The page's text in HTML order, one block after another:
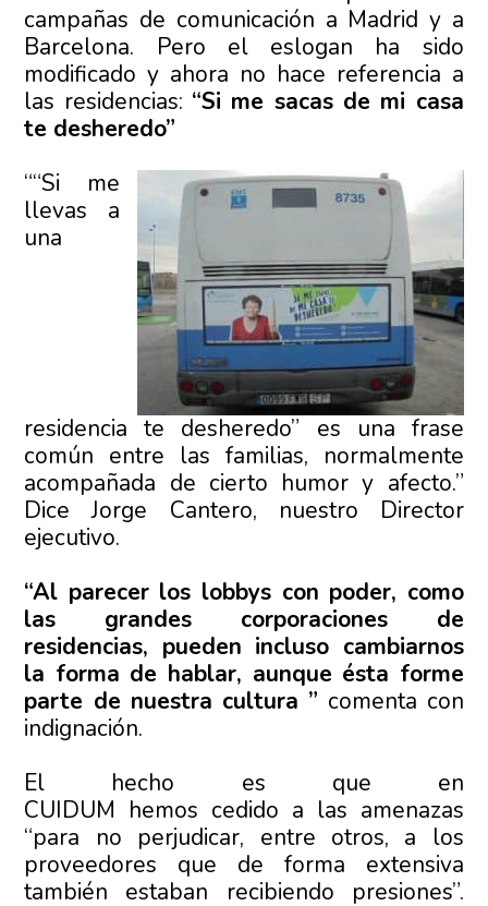
campañas de comunicación a Madrid y a
Barcelona. Pero el eslogan ha sido
modificado y ahora no hace referencia a
las residencias: “Si me sacas de mi casa
te desheredo”
““Si me
llevas a
una
residencia te desheredo” es una frase
común entre las familias, normalmente
acompañada de cierto humor y afecto.”
Dice Jorge Cantero, nuestro Director
ejecutivo.
“Al parecer los lobbys con poder, como
las grandes corporaciones de
residencias, pueden incluso cambiarnos
la forma de hablar, aunque ésta forme
parte de nuestra cultura ” comenta con
indignación.
El hecho es que en
CUIDUM hemos cedido a las amenazas
“para no perjudicar, entre otros, a los
proveedores que de forma extensiva
también estaban recibiendo presiones”.